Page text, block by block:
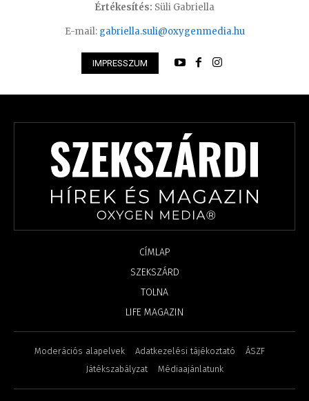
Értékesítés: Süli Gabriella
E-mail: gabriella.suli@oxygenmedia.hu
IMPRESSZUM
CÍMLAP
SZEKSZÁRD
TOLNA
LIFE MAGAZIN
Moderációs alapelvek Adatkezelési tájékoztató
ÁSZF
Játékszabályzat
Médiaajánlatunk